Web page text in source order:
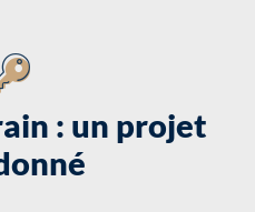
: un projet